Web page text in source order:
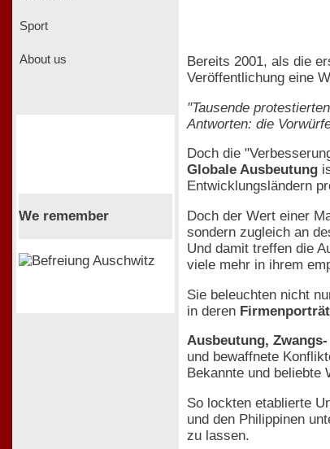
Sport
About us
We remember
Bereits 2001, als die
Veröffentlichung eine
"Tausende
Antworten: die
Doch die
Globale Ausbeutung
Entwicklungsländern
Doch der Wert einer
sondern zugleich an
Und damit treffen die
viele mehr in ihrem
Sie beleuchten nicht
in deren
Ausbeutung,
und bewaffnete
Bekannte und beliebte
So lockten etablierte
und den Philippinen
zu lassen.